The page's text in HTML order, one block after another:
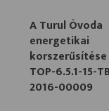
A Turul Óvoda
energetikai
TOP-6.5.1-15-
2016-00009